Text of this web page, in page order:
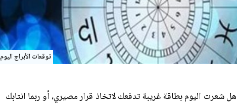
توقعات الأبراج اليوم
هل شعرت اليوم بطاقة غريبة تدفعك لاتخاذ قرار مصيري، أو ربما انتابك